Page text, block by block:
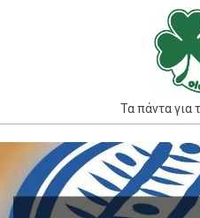
Τα πάντα για
Primary
Navigation
Menu